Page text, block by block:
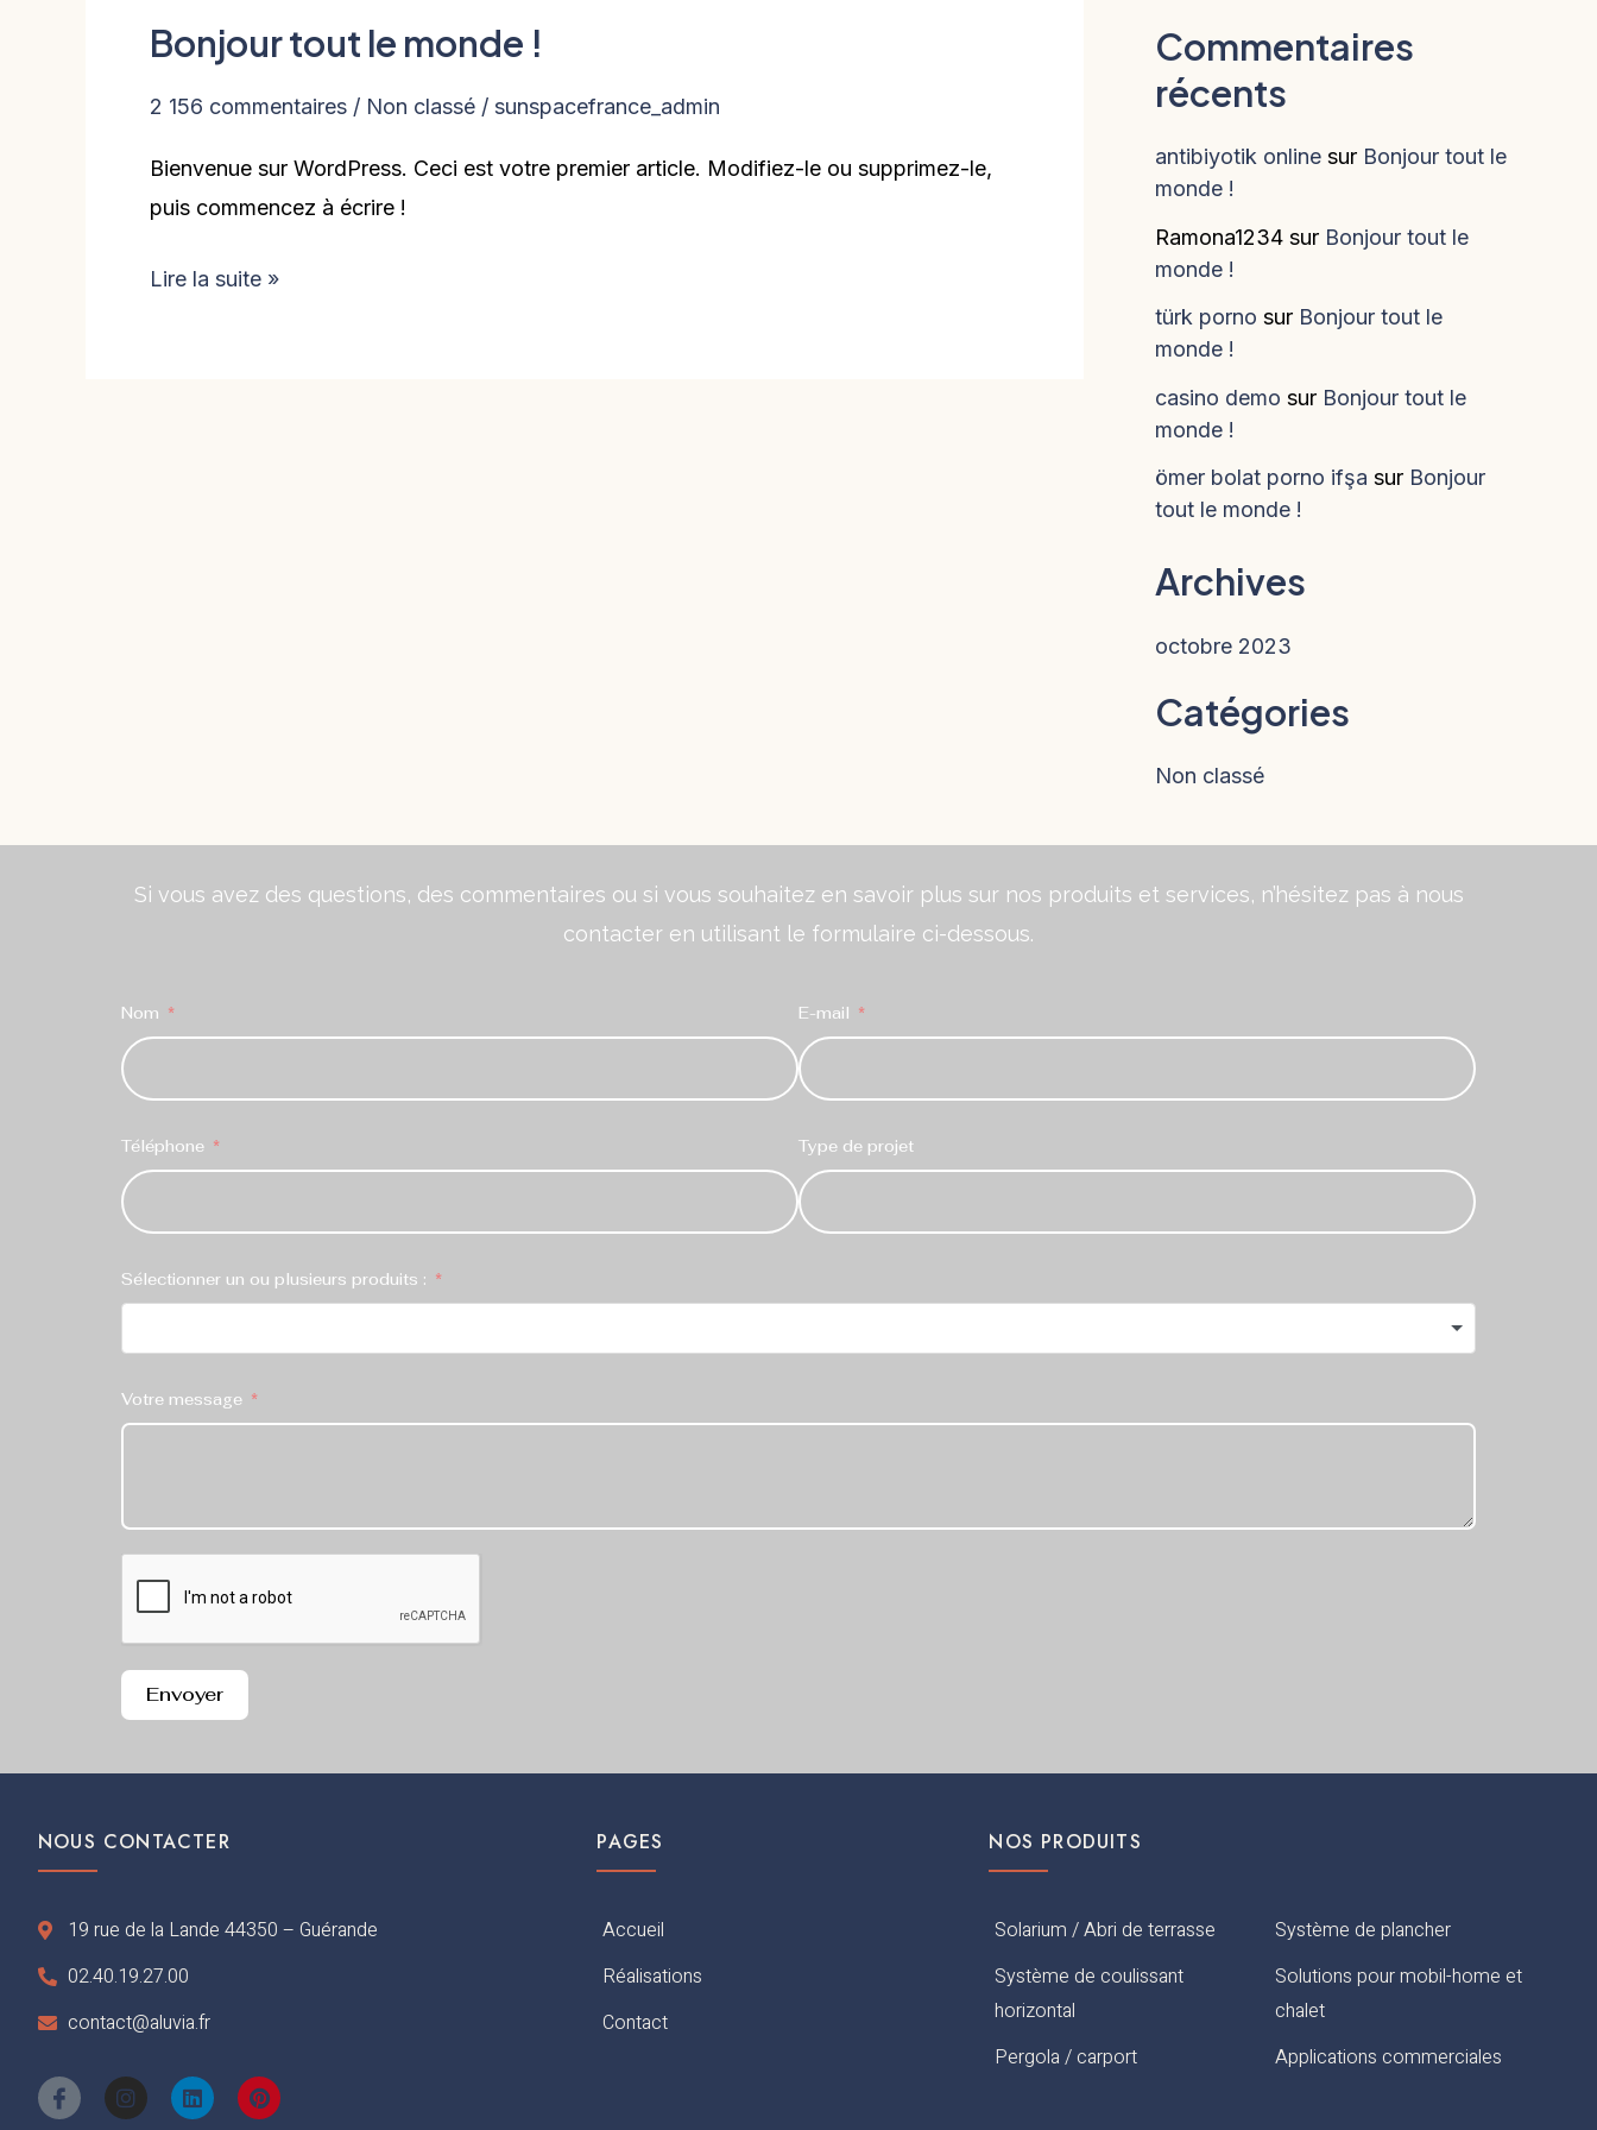
Bonjour tout le monde !
2 156 commentaires / Non classé / sunspacefrance_admin
Bienvenue sur WordPress. Ceci est votre premier article. Modifiez-le ou supprimez-le,
puis commencez à écrire !
Bonjour
le
monde !
Lire la suite »
Commentaires
récents
antibiyotik online sur Bonjour tout le
monde !
Ramona1234 sur Bonjour tout le
monde !
türk porno sur Bonjour tout le
monde !
casino demo sur Bonjour tout le
monde !
ömer bolat porno ifşa sur Bonjour
tout le monde !
Archives
octobre 2023
Catégories
Non classé
Si vous avez des questions, des commentaires ou si vous souhaitez en savoir plus sur nos produits et services, n’hésitez pas à nous
contacter en utilisant le formulaire ci-dessous.
Nom E-mail
Téléphone Type de projet
Sélectionner un ou plusieurs produits :
Votre message
Envoyer
NOUS CONTACTER
19 rue de la Lande 44350 – Guérande
02.40.19.27.00
contact@aluvia.fr
I
c
I
n
L
i
P
i
PAGES
Accueil
Réalisations
Contact
NOS PRODUITS
Solarium / Abri de terrasse
Système de coulissant
horizontal
Pergola / carport
Système de plancher
Solutions pour mobil-home et
chalet
Applications commerciales